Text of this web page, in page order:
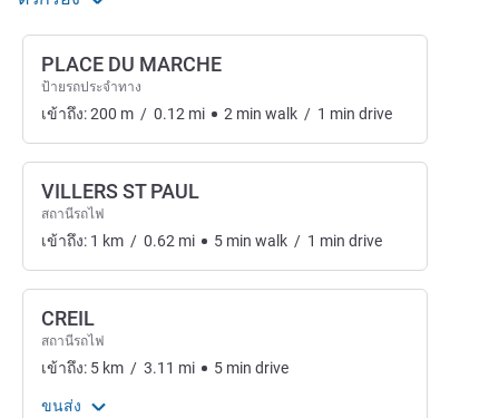
PLACE DU MARCHE
ป้ายรถประจำทาง
เข้าถึง:200 m / 0.12 mi 2 min walk / 1 min drive
VILLERS ST PAUL
สถานีรถไฟ
เข้าถึง: 1 km / 0.62 mi 5 min walk / 1 min drive
CREIL
สถานีรถไฟ
เข้าถึง: 5 km / 3.11 mi 5 min drive
ขนส่ง